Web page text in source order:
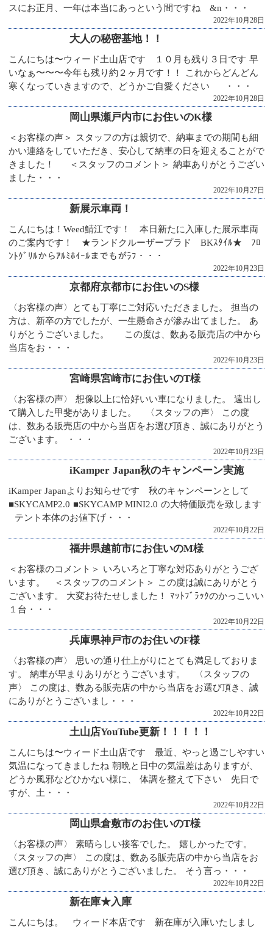
スにお正月、一年は本当にあっという間ですね &n・・・
2022年10月28日
大人の秘密基地！！
こんにちは〜ウィード土山店です １０月も残り３日です 早
いなぁ〜〜〜今年も残り約２ヶ月です！！ これからどんどん
寒くなっていきますので、どうかご自愛ください ・・・
2022年10月28日
岡山県瀬戸内市にお住いのK様
＜お客様の声＞ スタッフの方は親切で、納車までの期間も細
かい連絡をしていただき、安心して納車の日を迎えることがで
きました！ ＜スタッフのコメント＞ 納車ありがとうござい
ました・・・
2022年10月27日
新展示車両！
こんにちは！Weed鯖江です！ 本日新たに入庫した展示車両
のご案内です！ ★ランドクルーザープラド BKｽﾀｲﾙ★ ﾌﾛ
ﾝﾄｸﾞﾘﾙからｱﾙﾐﾎｲｰﾙまでもがﾗﾌ・・・
2022年10月23日
京都府京都市にお住いのS様
〈お客様の声〉とても丁寧にご対応いただきました。 担当の
方は、新卒の方でしたが、一生懸命さが滲み出てました。 あ
りがとうございました。 この度は、数ある販売店の中から
当店をお・・・
2022年10月23日
宮崎県宮崎市にお住いのT様
〈お客様の声〉 想像以上に恰好いい車になりました。 遠出し
て購入した甲斐がありました。 〈スタッフの声〉 この度
は、数ある販売店の中から当店をお選び頂き、誠にありがとう
ございます。 ・・・
2022年10月23日
iKamper Japan秋のキャンペーン実施
iKamper Japanよりお知らせです 秋のキャンペーンとして
■SKYCAMP2.0 ■SKYCAMP MINI2.0 の大特価販売を致します
テント本体のお値下げ・・・
2022年10月22日
福井県越前市にお住いのM様
＜お客様のコメント＞ いろいろと丁寧な対応ありがとうござ
います。 ＜スタッフのコメント＞ この度は誠にありがとう
ございます。 大変お待たせしました！ ﾏｯﾄﾌﾞﾗｯｸのかっこいい
１台・・・
2022年10月22日
兵庫県神戸市のお住いのF様
〈お客様の声〉 思いの通り仕上がりにとても満足しておりま
す。 納車が早まりありがとうございます。 〈スタッフの
声〉 この度は、数ある販売店の中から当店をお選び頂き、誠
にありがとうございまし・・・
2022年10月22日
土山店YouTube更新！！！！！
こんにちは〜ウィード土山店です 最近、やっと過ごしやすい
気温になってきましたね 朝晩と日中の気温差はありますが、
どうか風邪などひかない様に、 体調を整えて下さい 先日で
すが、土・・・
2022年10月22日
岡山県倉敷市のお住いのT様
〈お客様の声〉 素晴らしい接客でした。 嬉しかったです。
〈スタッフの声〉 この度は、数ある販売店の中から当店をお
選び頂き、誠にありがとうございました。 そう言っ・・・
2022年10月22日
新在庫★入庫
こんにちは。 ウィード本店です 新在庫が入庫いたしまし